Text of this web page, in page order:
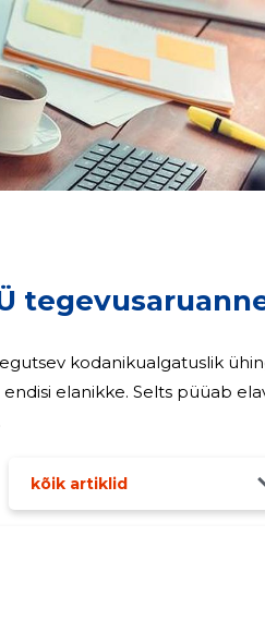
kodanikualgatuslik
elanikke. Selts püüab
kõik artiklid